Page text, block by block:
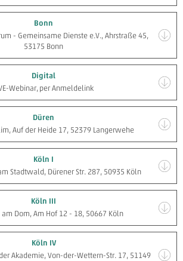
Bonn
- Gemeinsame Dienste e.V., Ahrstraße 45,
53175 Bonn
Digital
Webinar, per Anmeldelink
Düren
Auf der Heide 17, 52379 Langerwehe
Köln I
Stadtwald, Dürener Str. 287, 50935 Köln
Köln III
am Dom, Am Hof 12 - 18, 50667 Köln
Köln IV
Akademie, Von-der-Wettern-Str. 17, 51149